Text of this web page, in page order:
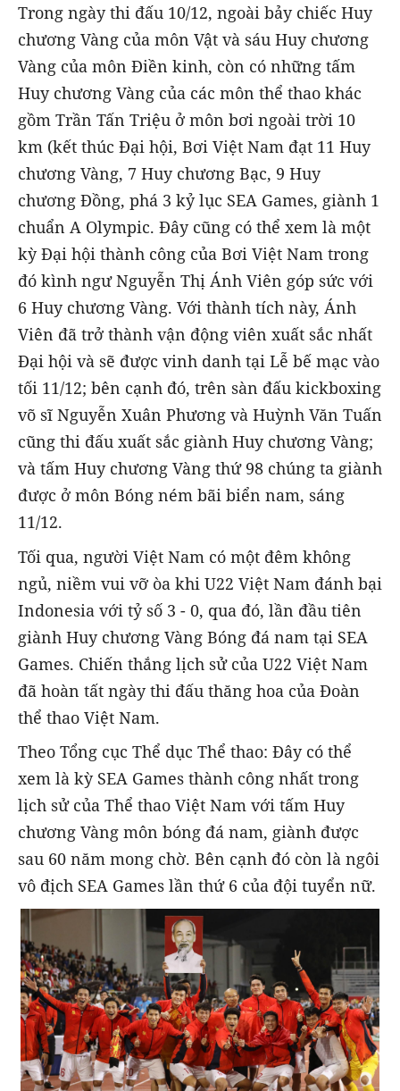
Trong ngày thi đấu 10/12, ngoài bảy chiếc Huy
chương Vàng của môn Vật và sáu Huy chương
Vàng của môn Điền kinh, còn có những tấm
Huy chương Vàng của các môn thể thao khác
gồm Trần Tấn Triệu ở môn bơi ngoài trời 10
km (kết thúc Đại hội, Bơi Việt Nam đạt 11 Huy
chương Vàng, 7 Huy chương Bạc, 9 Huy
chương Đồng, phá 3 kỷ lục SEA Games, giành 1
chuẩn A Olympic. Đây cũng có thể xem là một
kỳ Đại hội thành công của Bơi Việt Nam trong
đó kình ngư Nguyễn Thị Ánh Viên góp sức với
6 Huy chương Vàng. Với thành tích này, Ánh
Viên đã trở thành vận động viên xuất sắc nhất
Đại hội và sẽ được vinh danh tại Lễ bế mạc vào
tối 11/12; bên cạnh đó, trên sàn đấu kickboxing
võ sĩ Nguyễn Xuân Phương và Huỳnh Văn Tuấn
cũng thi đấu xuất sắc giành Huy chương Vàng;
và tấm Huy chương Vàng thứ 98 chúng ta giành
được ở môn Bóng ném bãi biển nam, sáng
11/12.
Tối qua, người Việt Nam có một đêm không
ngủ, niềm vui vỡ òa khi U22 Việt Nam đánh bại
Indonesia với tỷ số 3 - 0, qua đó, lần đầu tiên
giành Huy chương Vàng Bóng đá nam tại SEA
Games. Chiến thắng lịch sử của U22 Việt Nam
đã hoàn tất ngày thi đấu thăng hoa của Đoàn
thể thao Việt Nam.
Theo Tổng cục Thể dục Thể thao: Đây có thể
xem là kỳ SEA Games thành công nhất trong
lịch sử của Thể thao Việt Nam với tấm Huy
chương Vàng môn bóng đá nam, giành được
sau 60 năm mong chờ. Bên cạnh đó còn là ngôi
vô địch SEA Games lần thứ 6 của đội tuyển nữ.